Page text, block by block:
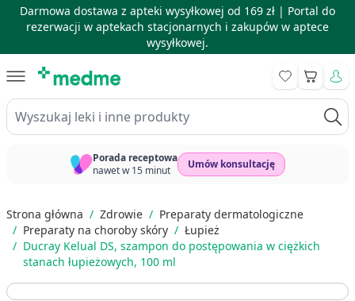
Darmowa dostawa z apteki wysyłkowej od 169 zł | Portal do
rezerwacji w aptekach stacjonarnych i zakupów w aptece
wysyłkowej.
Wyszukaj leki i inne produkty
Koszyk
Porada receptowa
nawet w 15 minut
Umów konsultację
Strona główna / Zdrowie / Preparaty dermatologiczne
/ Preparaty na choroby skóry / Łupież
/ Ducray Kelual DS, szampon do postępowania w ciężkich
stanach łupieżowych, 100 ml